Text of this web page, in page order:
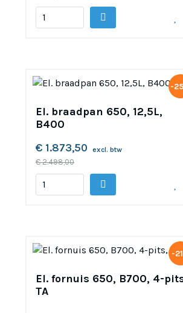
-
El. braadpan 650, 12,5L,
B400
€ 1.873,50
excl. btw
€ 2.498,00
-
El. fornuis 650, B700, 4-
TA